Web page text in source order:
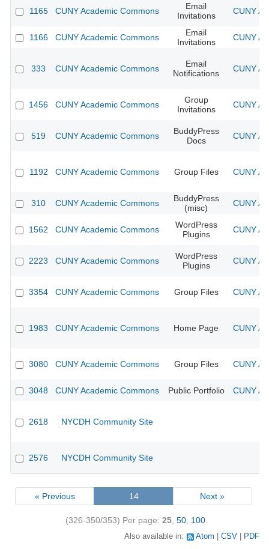
1165 CUNY Academic Commons
Email
Invitations
CUNY
1166 CUNY Academic Commons
Email
Invitations
CUNY
333 CUNY Academic Commons
Email
Notifications
CUNY
1456 CUNY Academic Commons
Group
Invitations
CUNY
519 CUNY Academic Commons
BuddyPress
Docs
CUNY
1192 CUNY Academic Commons Group Files CUNY
310 CUNY Academic Commons
BuddyPress
(misc)
CUNY
1562 CUNY Academic Commons
WordPress
Plugins
CUNY
2223 CUNY Academic Commons
WordPress
Plugins
CUNY
3354 CUNY Academic Commons Group Files CUNY
1983 CUNY Academic Commons Home Page CUNY
3080 CUNY Academic Commons Group Files CUNY
3048 CUNY Academic Commons Public Portfolio CUNY
2618 NYCDH Community Site
2576 NYCDH Community Site
« Previous 14 Next »
(326-350/353) Per page: 25 50 100
Also available in: Atom CSV PDF